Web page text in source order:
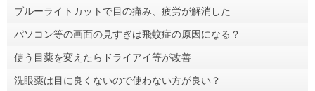
ブルーライトカットで目の痛み、疲労が解消した
パソコン等の画面の見すぎは飛蚊症の原因になる？
使う目薬を変えたらドライアイ等が改善
洗眼薬は目に良くないので使わない方が良い？